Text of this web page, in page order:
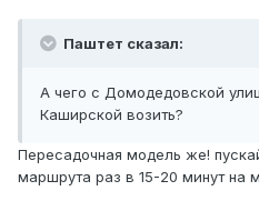
Паштет сказал:
А чего с Домодедовской
Каширской возить?
Пересадочная модель же!
маршрута раз в 15-20 минут на